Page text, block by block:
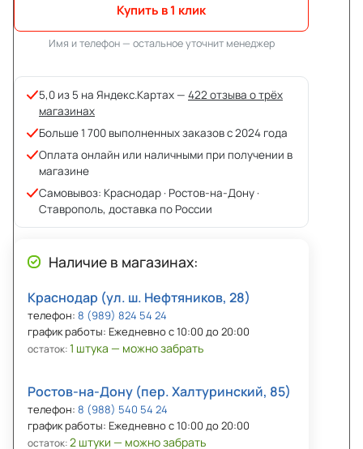
Купить в 1 клик
Имя и телефон — остальное уточнит менеджер
5,0 из 5 на Яндекс.Картах — 422 отзыва о трёх
магазинах
Больше 1 700 выполненных заказов с 2024 года
Оплата онлайн или наличными при получении в
магазине
Самовывоз: Краснодар · Ростов-на-Дону ·
Ставрополь, доставка по России
Наличие в магазинах:
Краснодар (ул. ш. Нефтяников, 28)
телефон: 8 (989) 824 54 24
график работы: Ежедневно с 10:00 до 20:00
остаток:1 штука — можно забрать
Ростов-на-Дону (пер. Халтуринский, 85)
телефон: 8 (988) 540 54 24
график работы: Ежедневно с 10:00 до 20:00
остаток:2 штуки — можно забрать